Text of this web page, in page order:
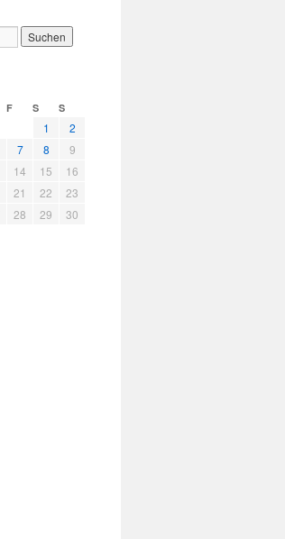
F S S
1
2
7 8
9
14 15
16
21 22
23
28 29
30